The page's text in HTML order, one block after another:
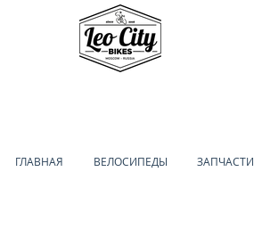
ГЛАВНАЯ ВЕЛОСИПЕДЫ ЗАПЧАСТИ